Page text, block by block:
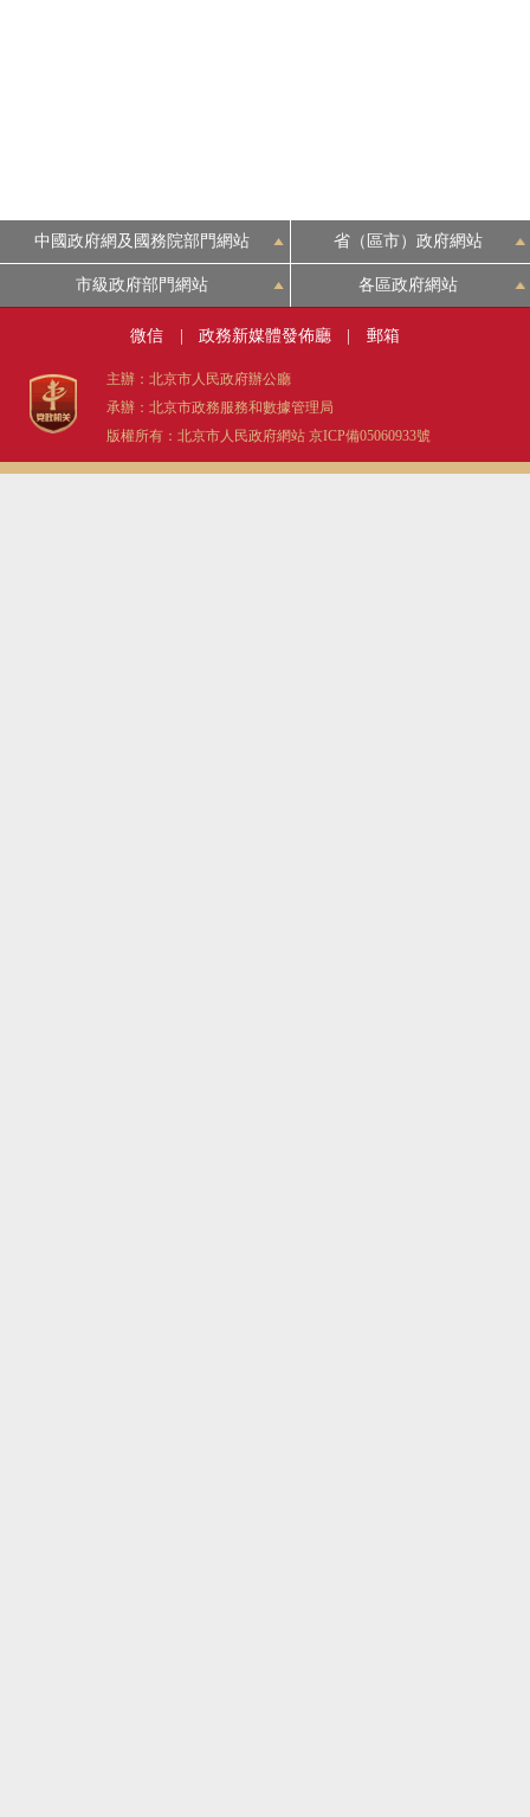
中國政府網及國務院部門網站 省（區市）政府網站
市級政府部門網站 各區政府網站
微信 政務新媒體發佈廳 郵箱
主辦：北京市人民政府辦公廳
承辦：北京市政務服務和數據管理局
版權所有：北京市人民政府網站 京ICP備05060933號